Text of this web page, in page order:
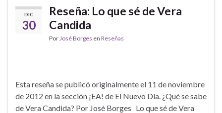
DIC
30
Reseña: Lo que sé de Vera
Candida
PorJosé Borges en Reseñas
Esta reseña se publicó originalmente el 11 de noviembre
de 2012 en la sección ¡EA! de El Nuevo Día. ¿Qué se sabe
de Vera Candida? Por José Borges Lo que sé de Vera